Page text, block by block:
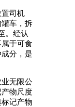
司机
车，拆
。经认
于可食
分，是
无限公
物尺度
记产物